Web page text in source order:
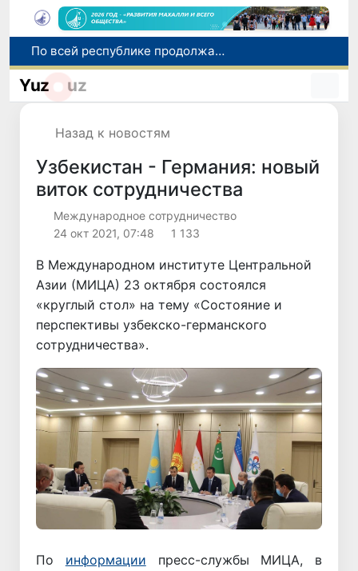
Оказавшийся в сложной ситуации в Германии соотечественник возвращен в Узбекистан
В Узбекистане определили порядок создания и эксплуатации платных автодорог
Yuz uz
Назад к новостям
Узбекистан - Германия: новый
виток сотрудничества
Международное сотрудничество
24 окт 2021, 07:48
1 133
В Международном институте Центральной
Азии (МИЦА) 23 октября состоялся
«круглый стол» на тему «Состояние и
перспективы узбекско-германского
сотрудничества».
По информации пресс-службы МИЦА, в